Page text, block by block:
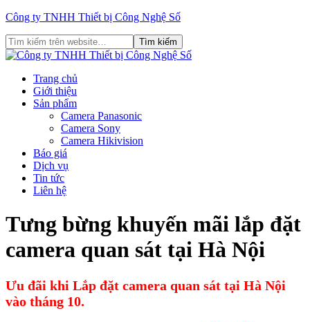
Công ty TNHH Thiết bị Công Nghệ Số
Trang chủ
Giới thiệu
Sản phẩm
Camera Panasonic
Camera Sony
Camera Hikivision
Báo giá
Dịch vụ
Tin tức
Liên hệ
Tưng bừng khuyến mãi lắp đặt
camera quan sát tại Hà Nội
Ưu đãi khi Lắp đặt camera quan sát tại Hà Nội
vào tháng 10.